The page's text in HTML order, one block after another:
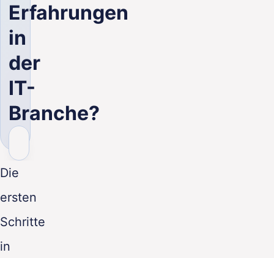
Kontakt aufnehmen
Erfahrungen
in
der
IT-
Branche?
Die
ersten
Schritte
in